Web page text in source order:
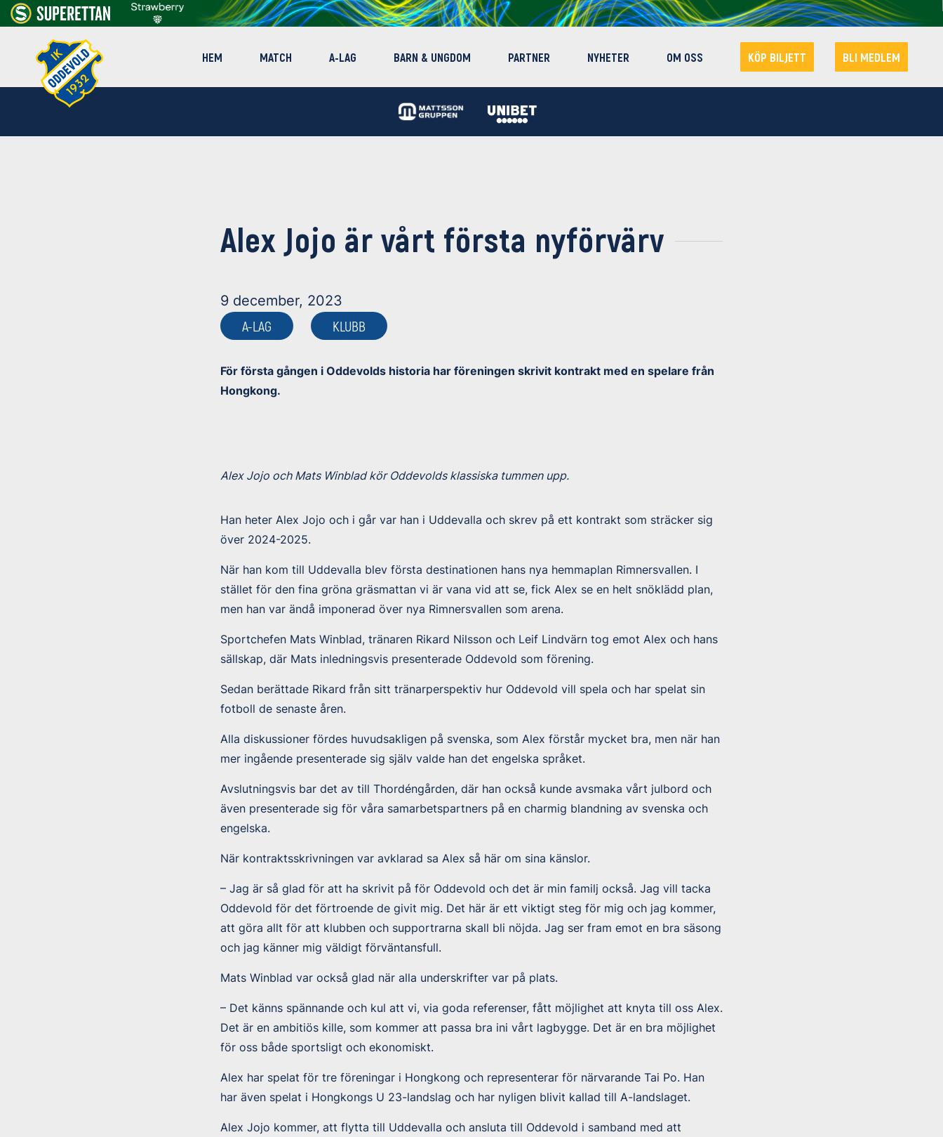
HEM MATCH A-LAG BARN & UNGDOM PARTNER NYHETER OM OSS KÖP BILJETT BLI MEDLEM
Alex Jojo är vårt första nyförvärv
9 december, 2023
A-LAG
KLUBB
För första gången i Oddevolds historia har föreningen skrivit kontrakt med en spelare från
Hongkong.
Alex Jojo och Mats Winblad kör Oddevolds klassiska tummen upp.
Han heter Alex Jojo och i går var han i Uddevalla och skrev på ett kontrakt som sträcker sig
över 2024-2025.
När han kom till Uddevalla blev första destinationen hans nya hemmaplan Rimnersvallen. I
stället för den fina gröna gräsmattan vi är vana vid att se, fick Alex se en helt snöklädd plan,
men han var ändå imponerad över nya Rimnersvallen som arena.
Sportchefen Mats Winblad, tränaren Rikard Nilsson och Leif Lindvärn tog emot Alex och hans
sällskap, där Mats inledningsvis presenterade Oddevold som förening.
Sedan berättade Rikard från sitt tränarperspektiv hur Oddevold vill spela och har spelat sin
fotboll de senaste åren.
Alla diskussioner fördes huvudsakligen på svenska, som Alex förstår mycket bra, men när han
mer ingående presenterade sig själv valde han det engelska språket.
Avslutningsvis bar det av till Thordéngården, där han också kunde avsmaka vårt julbord och
även presenterade sig för våra samarbetspartners på en charmig blandning av svenska och
engelska.
När kontraktsskrivningen var avklarad sa Alex så här om sina känslor.
– Jag är så glad för att ha skrivit på för Oddevold och det är min familj också. Jag vill tacka
Oddevold för det förtroende de givit mig. Det här är ett viktigt steg för mig och jag kommer,
att göra allt för att klubben och supportrarna skall bli nöjda. Jag ser fram emot en bra säsong
och jag känner mig väldigt förväntansfull.
Mats Winblad var också glad när alla underskrifter var på plats.
– Det känns spännande och kul att vi, via goda referenser, fått möjlighet att knyta till oss Alex.
Det är en ambitiös kille, som kommer att passa bra ini vårt lagbygge. Det är en bra möjlighet
för oss både sportsligt och ekonomiskt.
Alex har spelat för tre föreningar i Hongkong och representerar för närvarande Tai Po. Han
har även spelat i Hongkongs U 23-landslag och har nyligen blivit kallad till A-landslaget.
Alex Jojo kommer, att flytta till Uddevalla och ansluta till Oddevold i samband med att